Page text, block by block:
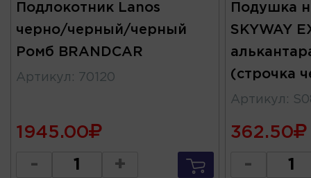
Подлокотник Lanos
черно/черный/черный
Ромб BRANDCAR
Артикул : 70120
1945.00
- +
Подушка
SKYWAY
(строчка
Артикул :
362.50
-